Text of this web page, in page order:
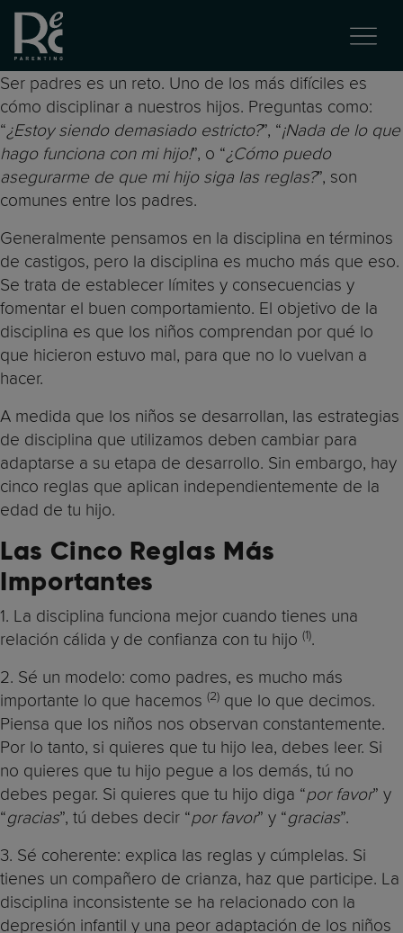
Ser padres es un reto. Uno de los más difíciles es
cómo disciplinar a nuestros hijos. Preguntas como:
“¿Estoy siendo demasiado estricto?”, “¡Nada de lo que
hago funciona con mi hijo!”, o “¿Cómo puedo
asegurarme de que mi hijo siga las reglas?”, son
comunes entre los padres.
Generalmente pensamos en la disciplina en términos
de castigos, pero la disciplina es mucho más que eso.
Se trata de establecer límites y consecuencias y
fomentar el buen comportamiento. El objetivo de la
disciplina es que los niños comprendan por qué lo
que hicieron estuvo mal, para que no lo vuelvan a
hacer.
A medida que los niños se desarrollan, las estrategias
de disciplina que utilizamos deben cambiar para
adaptarse a su etapa de desarrollo. Sin embargo, hay
cinco reglas que aplican independientemente de la
edad de tu hijo.
Las Cinco Reglas Más
Importantes
1. La disciplina funciona mejor cuando tienes una
relación cálida y de confianza con tu hijo (1).
2. Sé un modelo: como padres, es mucho más
importante lo que hacemos (2) que lo que decimos.
Piensa que los niños nos observan constantemente.
Por lo tanto, si quieres que tu hijo lea, debes leer. Si
no quieres que tu hijo pegue a los demás, tú no
debes pegar. Si quieres que tu hijo diga “por favor” y
“gracias”, tú debes decir “por favor” y “gracias”.
3. Sé coherente: explica las reglas y cúmplelas. Si
tienes un compañero de crianza, haz que participe. La
disciplina inconsistente se ha relacionado con la
depresión infantil y una peor adaptación de los niños